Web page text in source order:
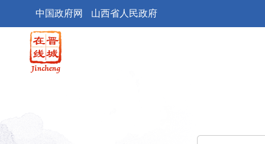
中国政府网 山西省人民政府